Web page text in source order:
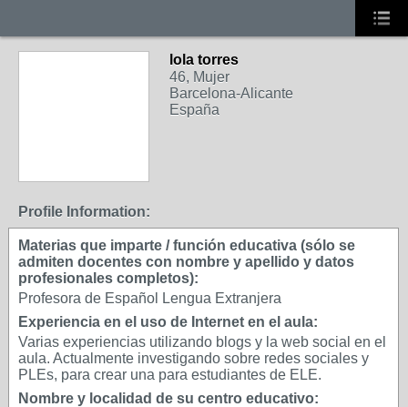
lola torres
46, Mujer
Barcelona-Alicante
España
Profile Information:
Materias que imparte / función educativa (sólo se
admiten docentes con nombre y apellido y datos
profesionales completos):
Profesora de Español Lengua Extranjera
Experiencia en el uso de Internet en el aula:
Varias experiencias utilizando blogs y la web social en el
aula. Actualmente investigando sobre redes sociales y
PLEs, para crear una para estudiantes de ELE.
Nombre y localidad de su centro educativo: